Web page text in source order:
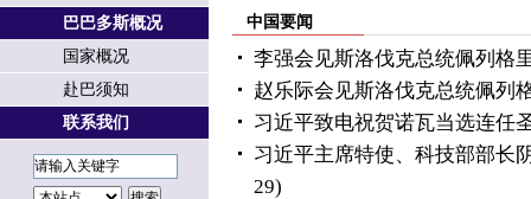
巴巴多斯概况
国家概况
赴巴须知
联系我们
中国要闻
李强会见斯洛伐克总统佩列格
赵乐际会见斯洛伐克总统佩列
习近平致电祝贺诺瓦当选连任
习近平主席特使、科技部部长
29)